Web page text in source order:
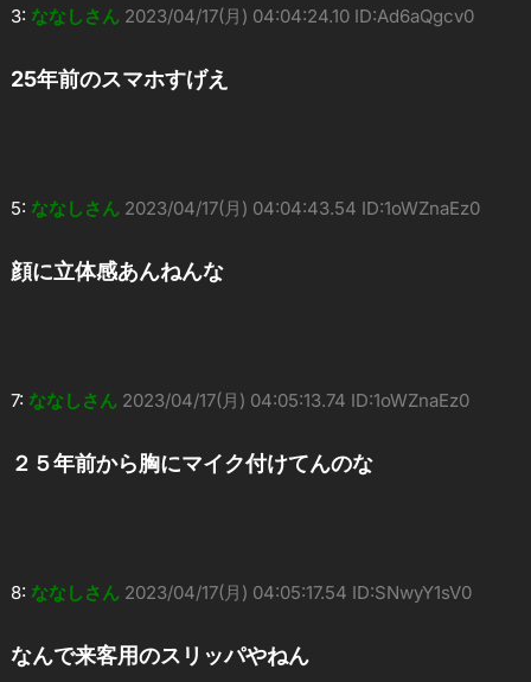
3: ななしさん 2023/04/17(月) 04:04:24.10 ID:Ad6aQgcv0
25年前のスマホすげえ
5: ななしさん 2023/04/17(月) 04:04:43.54 ID:1oWZnaEz0
顔に立体感あんねんな
7: ななしさん 2023/04/17(月) 04:05:13.74 ID:1oWZnaEz0
２５年前から胸にマイク付けてんのな
8: ななしさん 2023/04/17(月) 04:05:17.54 ID:SNwyY1sV0
なんで来客用のスリッパやねん